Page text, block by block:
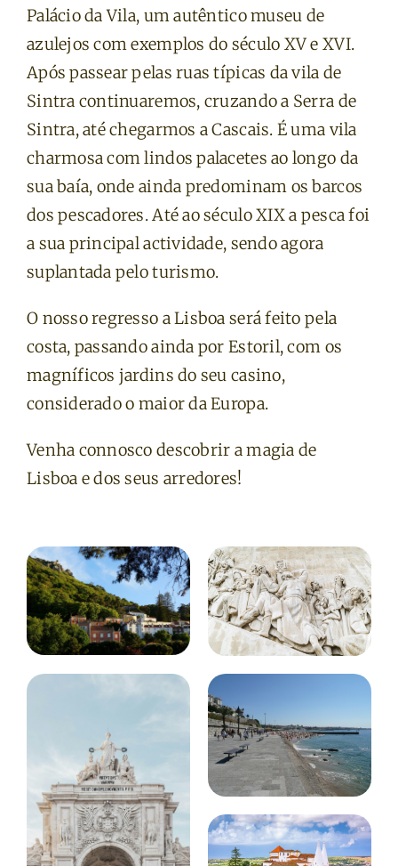
Palácio da Vila, um autêntico museu de
azulejos com exemplos do século XV e XVI.
Após passear pelas ruas típicas da vila de
Sintra continuaremos, cruzando a Serra de
Sintra, até chegarmos a Cascais. É uma vila
charmosa com lindos palacetes ao longo da
sua baía, onde ainda predominam os barcos
dos pescadores. Até ao século XIX a pesca foi
a sua principal actividade, sendo agora
suplantada pelo turismo.
O nosso regresso a Lisboa será feito pela
costa, passando ainda por Estoril, com os
magníficos jardins do seu casino,
considerado o maior da Europa.
Venha connosco descobrir a magia de
Lisboa e dos seus arredores!